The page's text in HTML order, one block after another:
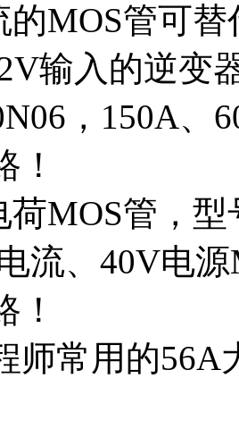
的MOS管可
输入的逆变
，150A、
！
荷MOS管，
流、40V电
！
师常用的56A